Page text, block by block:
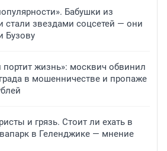
Бабушки из
стали звездами соцсетей — они
Бузову
портит жизнь»: москвич обвинил
в мошенничестве и пропаже
и грязь. Стоит ли ехать в
в Геленджике — мнение